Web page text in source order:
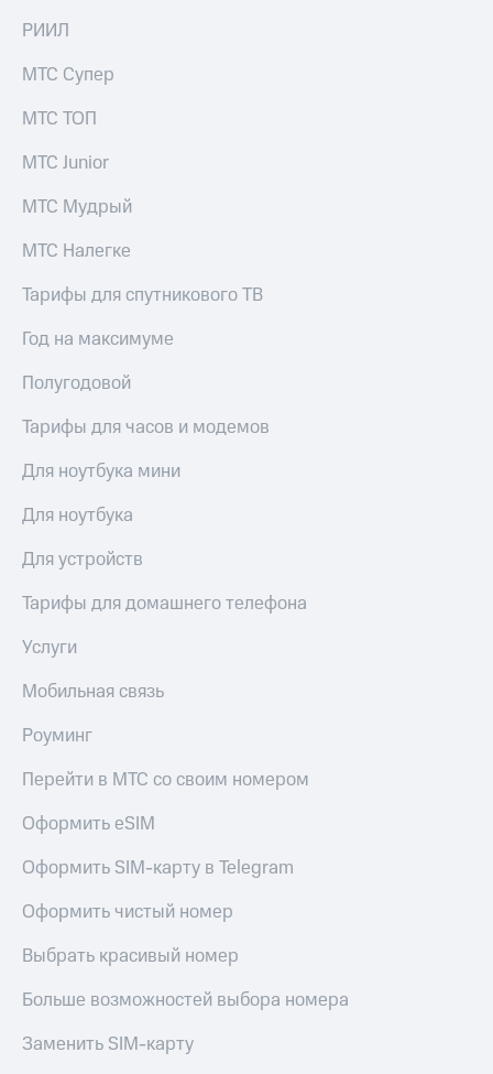
РИИЛ
МТС Супер
МТС ТОП
МТС Junior
МТС Мудрый
МТС Налегке
Тарифы для спутникового ТВ
Год на максимуме
Полугодовой
Тарифы для часов и модемов
Для ноутбука мини
Для ноутбука
Для устройств
Тарифы для домашнего телефона
Услуги
Мобильная связь
Роуминг
Перейти в МТС со своим номером
Оформить eSIM
Оформить SIM-карту в Telegram
Оформить чистый номер
Выбрать красивый номер
Больше возможностей выбора номера
Заменить SIM-карту